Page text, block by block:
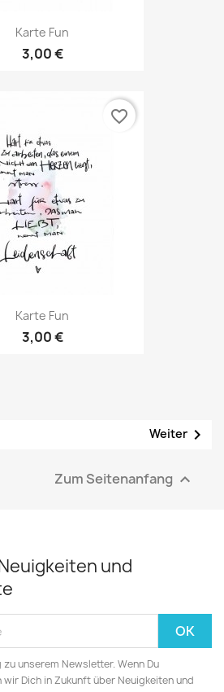
Karte Fun
3,00 €
Karte Fun
3,00 €
favorite_border
Weiter 
Zum Seitenanfang 
und
zu unserem Newsletter. Wenn Du
Dich in Zukunft über Neuigkeiten und